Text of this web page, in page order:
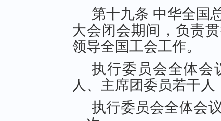
第十九条 中华全国
大会闭会期间，负责
领导全国工会工作。
执行委员会全体会
人、主席团委员若干
执行委员会全体会